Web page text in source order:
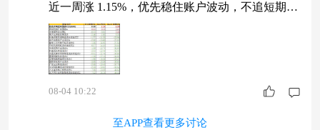
近一周涨 1.15%，优先稳住账户波动，不追短期冲
高，长久拿住更实在$招商安瑞进取债券C$
08-04 10:22
至APP查看更多讨论